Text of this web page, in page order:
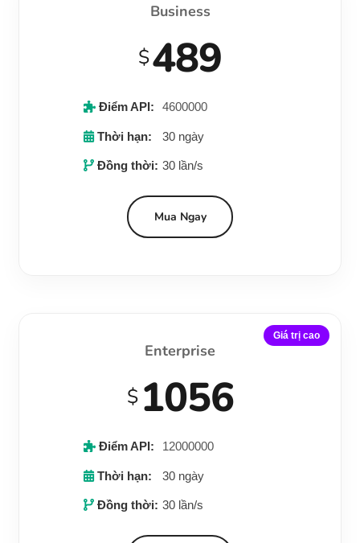
Business
$489
Điểm API: 4600000
Thời hạn: 30 ngày
Đồng thời: 30 lần/s
Mua Ngay
Giá trị cao
Enterprise
$ 1056
Điểm API: 12000000
Thời hạn: 30 ngày
Đồng thời: 30 lần/s